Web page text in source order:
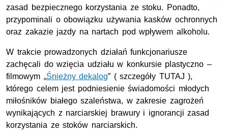
zasad bezpiecznego korzystania ze stoku. Ponadto,
przypominali o obowiązku używania kasków ochronnych
oraz zakazie jazdy na nartach pod wpływem alkoholu.
W trakcie prowadzonych działań funkcjonariusze
zachęcali do wzięcia udziału w konkursie plastyczno –
filmowym „Śnieżny dekalog” ( szczegóły TUTAJ ),
którego celem jest podniesienie świadomości młodych
miłośników białego szaleństwa, w zakresie zagrożeń
wynikających z narciarskiej brawury i ignorancji zasad
korzystania ze stoków narciarskich.